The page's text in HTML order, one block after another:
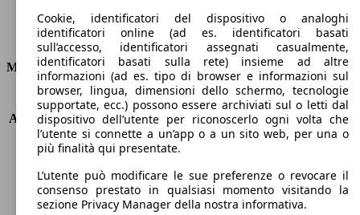
Consumi
Motore e Prestazioni
KW (PS)
96 kW (130 PS)
Accelerazione (0-100 km/h)
8.9s
Velocità massima (km/h)
196 km/h
Numero di marce
6
Coppia
230 nm
Cilindrata
1199 ccm
Carburante
Benzina
Cookie, identificatori del dispositivo o analoghi
identificatori online (ad es. identificatori basati
sull’accesso, identificatori assegnati casualmente,
identificatori basati sulla rete) insieme ad altre
informazioni (ad es. tipo di browser e informazioni sul
browser, lingua, dimensioni dello schermo, tecnologie
supportate, ecc.) possono essere archiviati sul o letti dal
dispositivo dell’utente per riconoscerlo ogni volta che
l’utente si connette a un’app o a un sito web, per una o
più finalità qui presentate.
L’utente può modificare le sue preferenze o revocare il
consenso prestato in qualsiasi momento visitando la
sezione Privacy Manager della nostra informativa.